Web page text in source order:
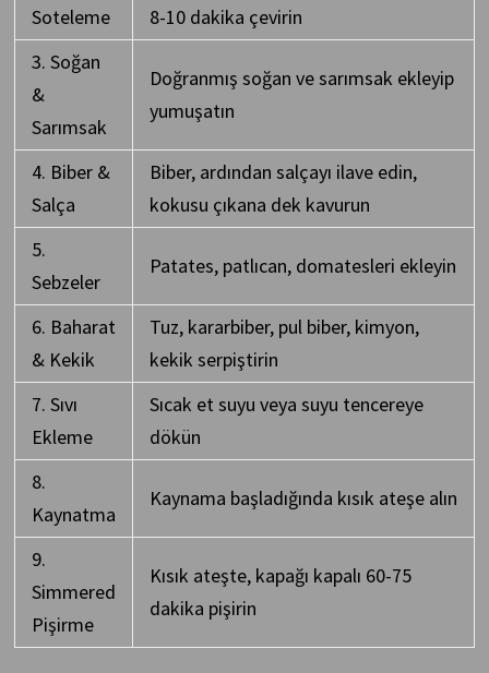
Soteleme
8-10 dakika çevirin
3. Soğan
&
Sarımsak
Doğranmış soğan ve sarımsak ekleyip
yumuşatın
4. Biber &
Salça
Biber, ardından salçayı ilave edin,
kokusu çıkana dek kavurun
5.
Sebzeler
Patates, patlıcan, domatesleri ekleyin
6. Baharat
& Kekik
Tuz, kararbiber, pul biber, kimyon,
kekik serpiştirin
7. Sıvı
Ekleme
Sıcak et suyu veya suyu tencereye
dökün
8.
Kaynatma
Kaynama başladığında kısık ateşe alın
9.
Simmered
Pişirme
Kısık ateşte, kapağı kapalı 60-75
dakika pişirin